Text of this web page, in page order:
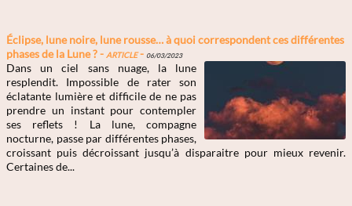
Éclipse, lune noire, lune rousse… à quoi correspondent ces différentes
phases de la Lune ? -Article- 06/03/2023
Dans un ciel sans nuage, la lune
resplendit. Impossible de rater son
éclatante lumière et difficile de ne pas
prendre un instant pour contempler
ses reflets ! La lune, compagne
nocturne, passe par différentes phases,
croissant puis décroissant jusqu’à disparaitre pour mieux revenir.
Certaines de...